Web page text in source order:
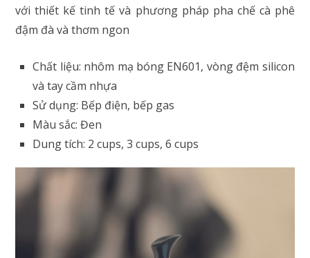
với thiết kế tinh tế và phương pháp pha chế cà phê
đậm đà và thơm ngon
Chất liệu: nhôm mạ bóng EN601, vòng đệm silicon
và tay cầm nhựa
Sử dụng: Bếp điện, bếp gas
Màu sắc: Đen
Dung tích: 2 cups, 3 cups, 6 cups